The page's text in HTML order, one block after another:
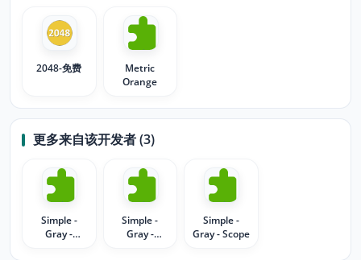
2048-免费
Metric
Orange
更多来自该开发者 (3)
Simple -
Gray -
Simple -
Gray -
Simple -
Gray - Scope